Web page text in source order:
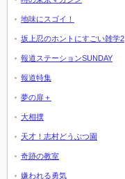
地味にスゴイ！
坂上忍のホントにすごい雑学2
報道ステーションSUNDAY
報道特集
夢の扉＋
大相撲
天才！志村どうぶつ園
奇跡の教室
嫌われる勇気